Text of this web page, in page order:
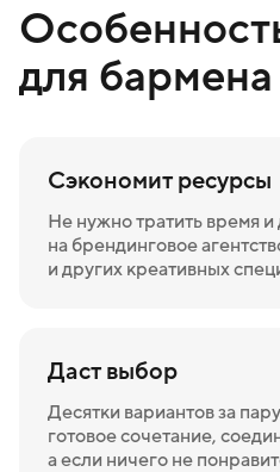
для бармена
Сэкономит ресурсы
Не нужно тратить время и
на брендинговое
и других креативных
Даст выбор
Десятки вариантов за
готовое сочетание,
а если ничего не